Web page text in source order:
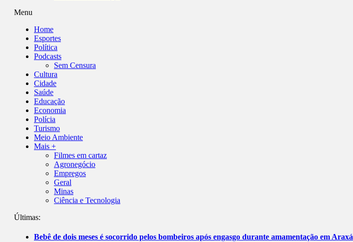
Menu
Home
Esportes
Política
Podcasts
Sem Censura
Cultura
Cidade
Saúde
Educação
Economia
Polícia
Turismo
Meio Ambiente
Mais +
Filmes em cartaz
Agronegócio
Empregos
Geral
Minas
Ciência e Tecnologia
Últimas:
Bebê de dois meses é socorrido pelos bombeiros após engasgo durante amamentação em Araxá